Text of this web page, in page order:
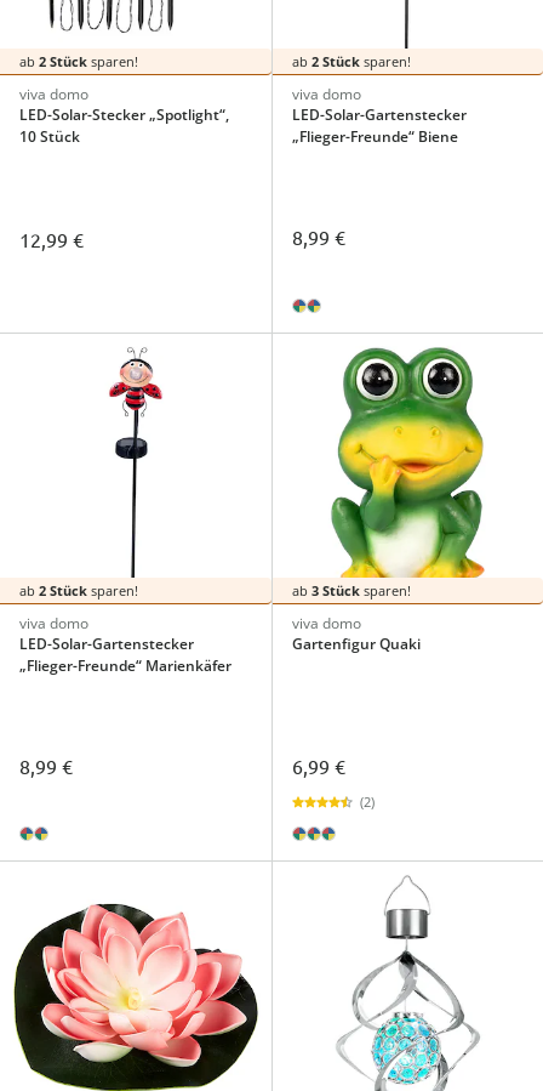
ab 2 Stück sparen!
viva domo
LED-Solar-Stecker „Spotlight“,
10 Stück
12,99 €
ab 2 Stücksparen!
viva domo
LED-Solar-Gartenstecker
„Flieger-Freunde“ Biene
8,99 €
ab 2 Stück sparen!
viva domo
LED-Solar-Gartenstecker
„Flieger-Freunde“ Marienkäfer
8,99 €
ab 3 Stücksparen!
viva domo
Gartenfigur Quaki
6,99 €
(2)